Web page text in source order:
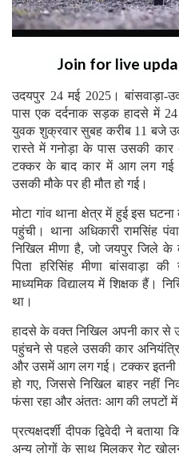
Join for live
उदयपुर 24 मई 2025। बांसवाड़ा-
पास एक दर्दनाक सड़क हादसे में 24
युवक शुक्रवार सुबह करीब 11 बजे
रास्ते में गनोड़ा के पास उसकी
टक्कर के बाद कार में आग लग
उसकी मौके पर ही मौत हो गई।
मोटा गांव थाना क्षेत्र में हुई इस
पहुंची। थाना अधिकारी रामसिंह
निखिल मीणा है, जो जयपुर जिले
पिता हरिसिंह मीणा बांसवाड़ा
माध्यमिक विद्यालय में शिक्षक हैं।
था।
हादसे के वक्त निखिल अपनी कार से
पहुंचने से पहले उसकी कार
और उसमें आग लग गई। टक्कर इतनी
हो गए, जिससे निखिल बाहर नहीं
फंसा रहा और अंततः आग की लपटों
प्रत्यक्षदर्शी दीपक द्विवेदी ने
अन्य लोगों के साथ मिलकर गेट